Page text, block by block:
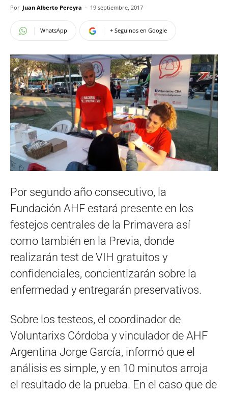
Por Juan Alberto Pereyra - 19 septiembre, 2017
WhatsApp + Seguinos en Google
Por segundo año consecutivo, la
Fundación AHF estará presente en los
festejos centrales de la Primavera así
como también en la Previa, donde
realizarán test de VIH gratuitos y
confidenciales, concientizarán sobre la
enfermedad y entregarán preservativos.
Sobre los testeos, el coordinador de
Voluntarixs Córdoba y vinculador de AHF
Argentina Jorge García, informó que el
análisis es simple, y en 10 minutos arroja
el resultado de la prueba. En el caso que de